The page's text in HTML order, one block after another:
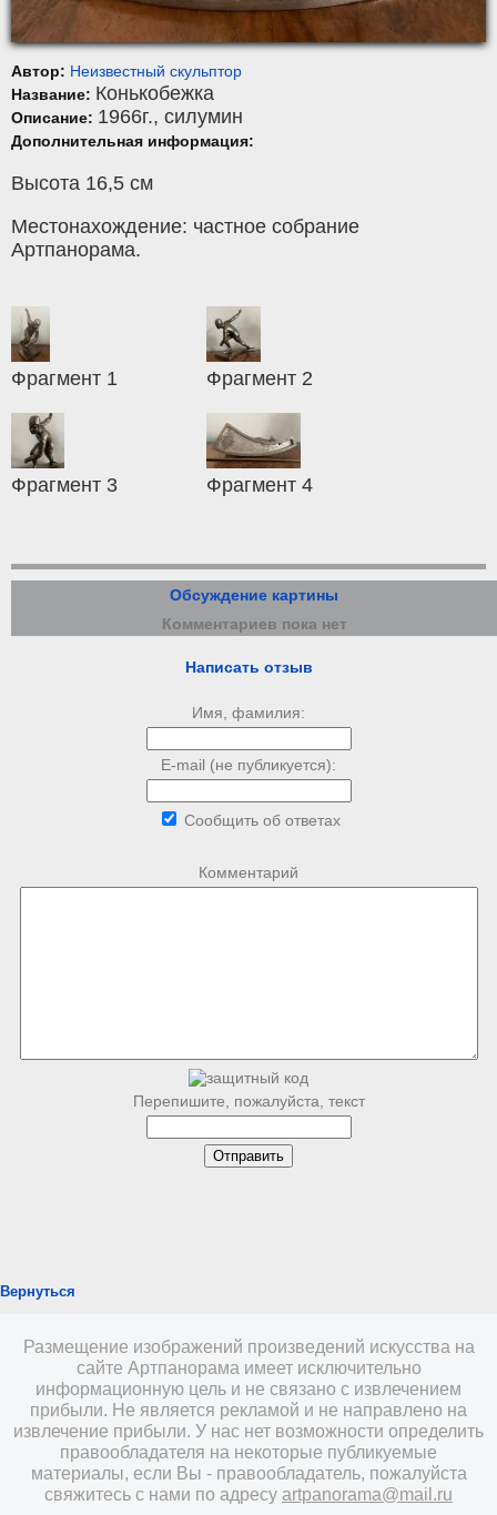
Автор: Неизвестный скульптор
Название: Конькобежка
Описание: 1966г., силумин
Дополнительная информация:
Высота 16,5 см
Местонахождение: частное собрание
Артпанорама.
Фрагмент 1 Фрагмент 2
Фрагмент 3 Фрагмент 4
Обсуждение картины
Комментариев пока нет
Написать отзыв
Имя, фамилия:
E-mail (не публикуется):
Сообщить об ответах
Комментарий
Перепишите, пожалуйста, текст
Вернуться
Размещение изображений произведений искусства на
сайте Артпанорама имеет исключительно
информационную цель и не связано с извлечением
прибыли. Не является рекламой и не направлено на
извлечение прибыли. У нас нет возможности определить
правообладателя на некоторые публикуемые
материалы, если Вы - правообладатель, пожалуйста
свяжитесь с нами по адресу artpanorama@mail.ru